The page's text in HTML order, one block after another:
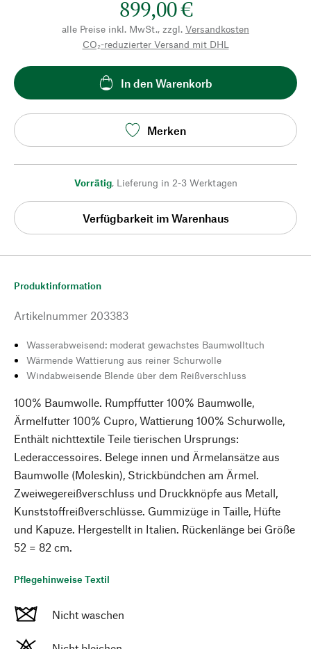
899,00 €
alle Preise inkl. MwSt., zzgl. Versandkosten
CO₂-reduzierter Versand mit DHL
In den Warenkorb
Merken
Vorrätig, Lieferung in 2-3 Werktagen
Verfügbarkeit im Warenhaus
Produktinformation
Artikelnummer 203383
Wasserabweisend: moderat gewachstes Baumwolltuch
Wärmende Wattierung aus reiner Schurwolle
Windabweisende Blende über dem Reißverschluss
100% Baumwolle. Rumpffutter 100% Baumwolle,
Ärmelfutter 100% Cupro, Wattierung 100% Schurwolle,
Enthält nichttextile Teile tierischen Ursprungs:
Lederaccessoires. Belege innen und Ärmelansätze aus
Baumwolle (Moleskin), Strickbündchen am Ärmel.
Zweiwegereißverschluss und Druckknöpfe aus Metall,
Kunststoffreißverschlüsse. Gummizüge in Taille, Hüfte
und Kapuze. Hergestellt in Italien. Rückenlänge bei Größe
52 = 82 cm.
Pflegehinweise Textil
Nicht waschen